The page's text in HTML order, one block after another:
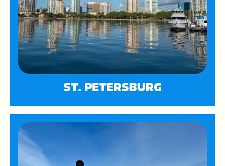
ST. PETERSBURG